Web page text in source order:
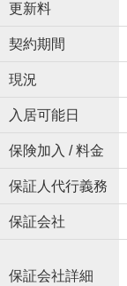
更新料
契約期間
現況
入居可能日
保険加入 / 料金
保証人代行義務
保証会社
保証会社詳細